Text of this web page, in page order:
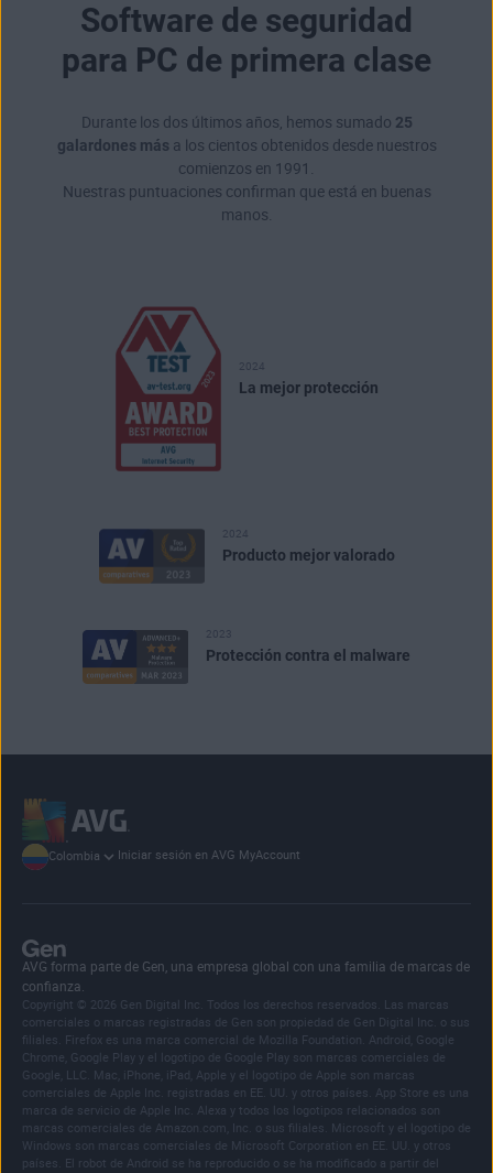
Software de seguridad
para PC de primera clase
Durante los dos últimos años, hemos sumado 25
galardones más a los cientos obtenidos desde nuestros
comienzos en 1991.
Nuestras puntuaciones confirman que está en buenas
manos.
2024
La mejor protección
2024
Producto mejor valorado
2023
Protección contra el malware
Colombia Iniciar sesión en AVG MyAccount
AVG forma parte de Gen, una empresa global con una familia de marcas de
confianza.
Copyright © 2026 Gen Digital Inc. Todos los derechos reservados. Las marcas
comerciales o marcas registradas de Gen son propiedad de Gen Digital Inc. o sus
filiales. Firefox es una marca comercial de Mozilla Foundation. Android, Google
Chrome, Google Play y el logotipo de Google Play son marcas comerciales de
Google, LLC. Mac, iPhone, iPad, Apple y el logotipo de Apple son marcas
comerciales de Apple Inc. registradas en EE. UU. y otros países. App Store es una
marca de servicio de Apple Inc. Alexa y todos los logotipos relacionados son
marcas comerciales de Amazon.com, Inc. o sus filiales. Microsoft y el logotipo de
Windows son marcas comerciales de Microsoft Corporation en EE. UU. y otros
países. El robot de Android se ha reproducido o se ha modificado a partir del